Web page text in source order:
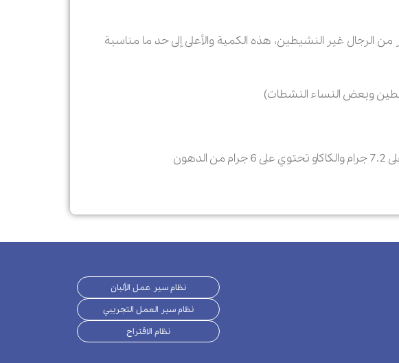
، نساء نشيطات ، کثیر من الرجال غیر النشیطین، هذه الكمية والأعلى إلى حد ما مناسبة
نظام سير عمل الألبان
نظام سير العمل التجريبي
نظام الاقتراح